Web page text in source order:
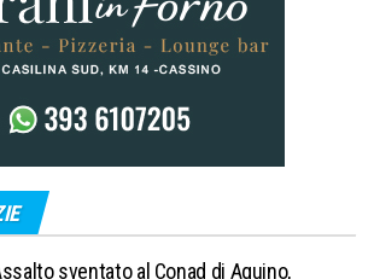
sventato al Conad di Aquino,